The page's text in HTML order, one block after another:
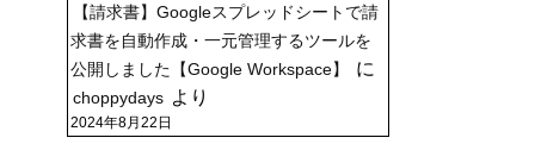
【請求書】Googleスプレッドシートで請
求書を自動作成・一元管理するツールを
公開しました【Google Workspace】
に
choppydays より
2024年8月22日